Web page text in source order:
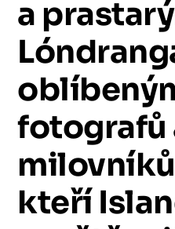
a
fotografů
milovníků
kteří